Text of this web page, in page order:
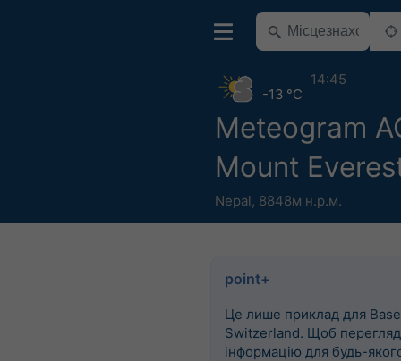
Meteogram
Mount
Nepal, 8848м н.р.м.
-13 °C
14:45
point+
Це лише приклад для
Switzerland. Щоб
інформацію для будь-